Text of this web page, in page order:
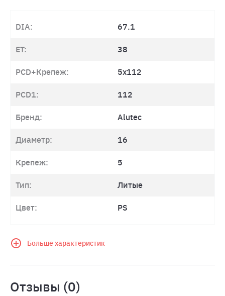
DIA: 67.1
ET: 38
PCD+Крепеж: 5x112
PCD1: 112
Бренд: Alutec
Диаметр: 16
Крепеж: 5
Тип: Литые
Цвет: PS
Больше характеристик
Отзывы (0)